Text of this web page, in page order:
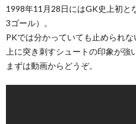
1998年11月28日にはGK史上初と
3ゴール）。
PKでは分かっていても止められ
上に突き刺すシュートの印象が強
まずは動画からどうぞ。